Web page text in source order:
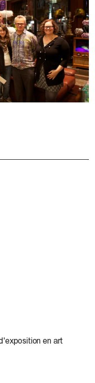
en art